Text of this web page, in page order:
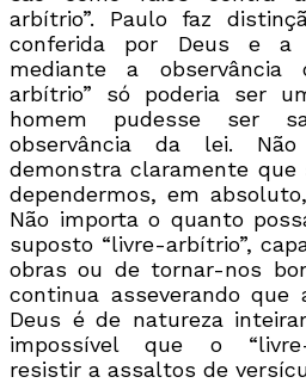
arbítrio”. Paulo faz
conferida por Deus e a
mediante a
arbítrio” só poderia ser
homem pudesse ser
observância da lei.
demonstra claramente que
dependermos, em
Não importa o quanto
suposto “livre-arbítrio”,
obras ou de tornar-nos
continua asseverando
Deus é de natureza
impossível que o
resistir a assaltos de